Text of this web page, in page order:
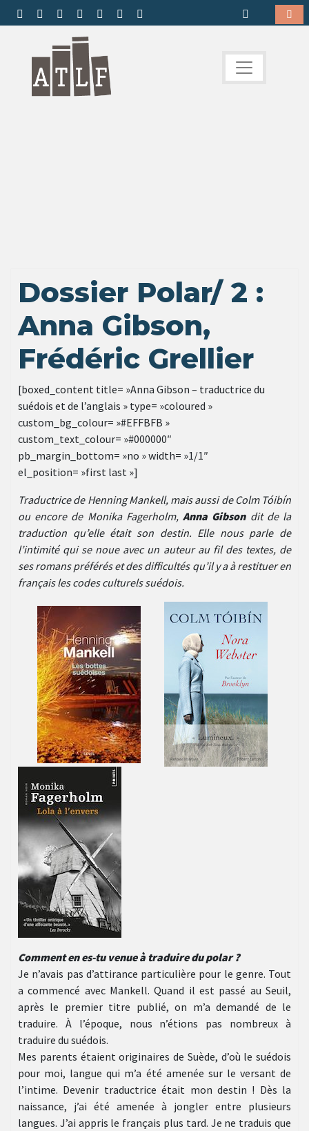
Dossier Polar/ 2 :
Anna Gibson,
Frédéric Grellier
[boxed_content title= »Anna Gibson – traductrice du
suédois et de l’anglais » type= »coloured »
custom_bg_colour= »#EFFBFB »
custom_text_colour= »#000000″
pb_margin_bottom= »no » width= »1/1″
el_position= »first last »]
Traductrice de Henning Mankell, mais aussi de Colm Tóibín
ou encore de Monika Fagerholm,Anna Gibsondit de la
traduction qu’elle était son destin. Elle nous parle de
l’intimité qui se noue avec un auteur au fil des textes, de
ses romans préférés et des difficultés qu’il y a à restituer en
français les codes culturels suédois.
Comment en es-tu venue à traduire du polar ?
Je n’avais pas d’attirance particulière pour le genre. Tout
a commencé avec Mankell. Quand il est passé au Seuil,
après le premier titre publié, on m’a demandé de le
traduire. À l’époque, nous n’étions pas nombreux à
traduire du suédois.
Mes parents étaient originaires de Suède, d’où le suédois
pour moi, langue qui m’a été amenée sur le versant de
l’intime. Devenir traductrice était mon destin ! Dès la
naissance, j’ai été amenée à jongler entre plusieurs
langues. J’ai appris le français plus tard. Je ne traduis que